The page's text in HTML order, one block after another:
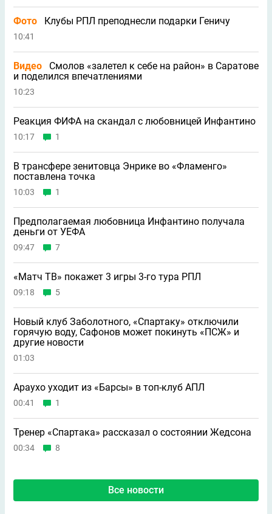
Фото Клубы РПЛ преподнесли подарки Геничу
10:41
Видео
Смолов «залетел к себе на район» в Саратове
и поделился впечатлениями
10:23
Реакция ФИФА на скандал с любовницей Инфантино
10:17 1
В трансфере зенитовца Энрике во «Фламенго»
поставлена точка
10:03 1
Предполагаемая любовница Инфантино получала
деньги от УЕФА
09:47 7
«Матч ТВ» покажет 3 игры 3-го тура РПЛ
09:18 5
Новый клуб Заболотного, «Спартаку» отключили
горячую воду, Сафонов может покинуть «ПСЖ» и
другие новости
01:03
Араухо уходит из «Барсы» в топ-клуб АПЛ
00:41 1
Тренер «Спартака» рассказал о состоянии Жедсона
00:34 8
Все новости